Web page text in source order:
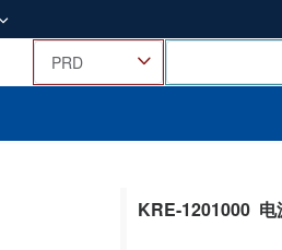
KRE-1201000 电